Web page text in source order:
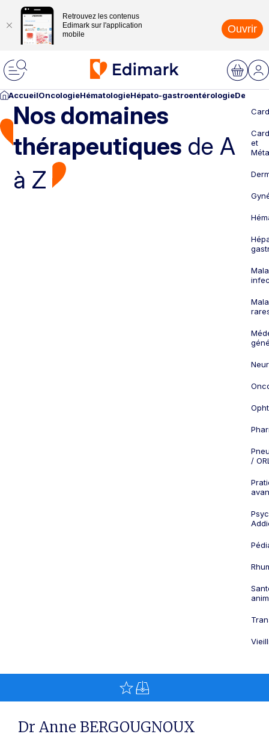
Retrouvez les contenus
Edimark sur l'application
mobile
Ouvrir
AccueilOncologieHématologieHépato-gastroentérologie
Nos domaines
thérapeutiques de A
à Z
et
/
Dr Anne BERGOUGNOUX